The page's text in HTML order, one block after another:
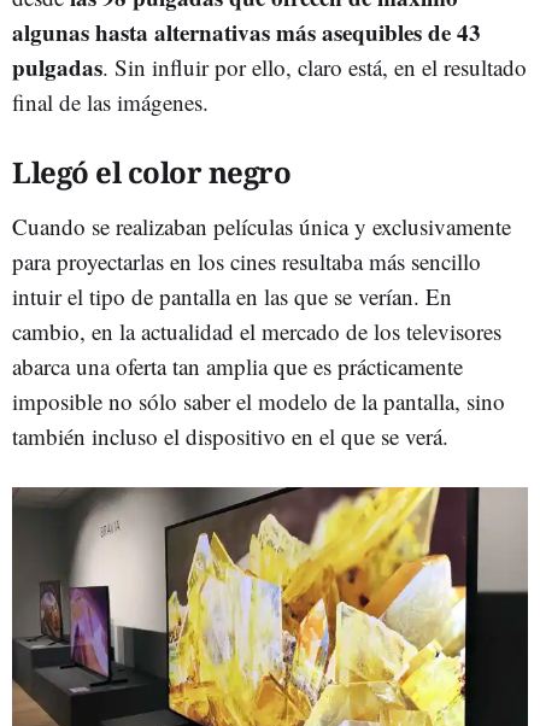
algunas hasta alternativas más asequibles de 43
pulgadas. Sin influir por ello, claro está, en el resultado
final de las imágenes.
Llegó el color negro
Cuando se realizaban películas única y exclusivamente
para proyectarlas en los cines resultaba más sencillo
intuir el tipo de pantalla en las que se verían. En
cambio, en la actualidad el mercado de los televisores
abarca una oferta tan amplia que es prácticamente
imposible no sólo saber el modelo de la pantalla, sino
también incluso el dispositivo en el que se verá.